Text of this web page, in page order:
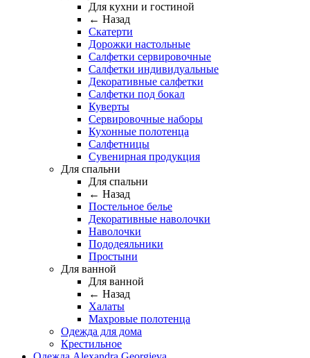
Для кухни и гостиной
← Назад
Скатерти
Дорожки настольные
Салфетки сервировочные
Салфетки индивидуальные
Декоративные салфетки
Салфетки под бокал
Куверты
Сервировочные наборы
Кухонные полотенца
Салфетницы
Сувенирная продукция
Для спальни
Для спальни
← Назад
Постельное белье
Декоративные наволочки
Наволочки
Пододеяльники
Простыни
Для ванной
Для ванной
← Назад
Халаты
Махровые полотенца
Одежда для дома
Крестильное